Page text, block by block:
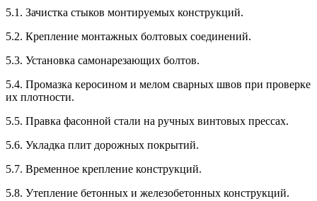
5.1. Зачистка стыков монтируемых конструкций.
5.2. Крепление монтажных болтовых соединений.
5.3. Установка самонарезающих болтов.
5.4. Промазка керосином и мелом сварных швов при проверке
их плотности.
5.5. Правка фасонной стали на ручных винтовых прессах.
5.6. Укладка плит дорожных покрытий.
5.7. Временное крепление конструкций.
5.8. Утепление бетонных и железобетонных конструкций.